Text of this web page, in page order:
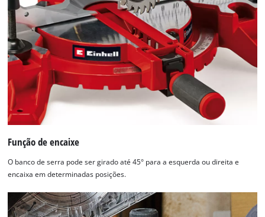
Precisamos do seu consentimento para
carregar o serviço Google Maps!
Função de encaixe
O banco de serra pode ser girado até 45° para a esquerda ou direita e
encaixa em determinadas posições.